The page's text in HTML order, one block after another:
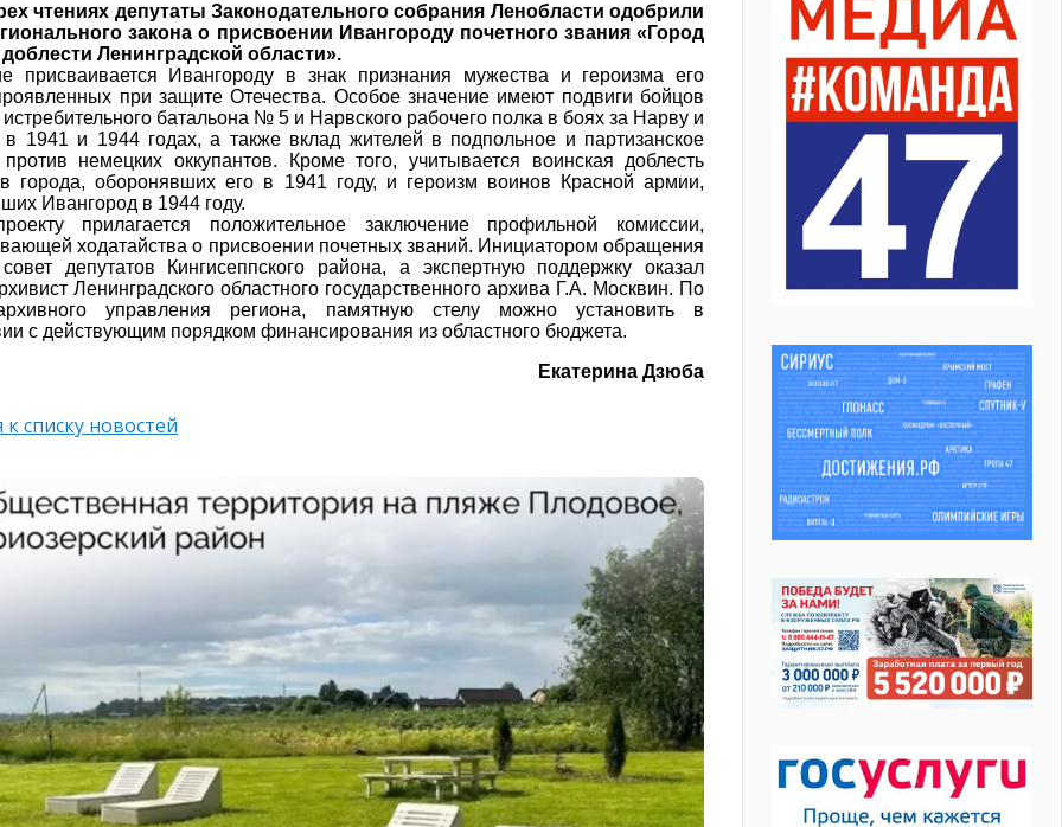
чтениях депутаты Законодательного собрания Ленобласти одобрили
закона о присвоении Ивангороду почетного звания «Город
Ленинградской области».
присваивается Ивангороду в знак признания мужества и героизма его
при защите Отечества. Особое значение имеют подвиги бойцов
батальона № 5 и Нарвского рабочего полка в боях за Нарву и
в 1941 и 1944 годах, а также вклад жителей в подпольное и партизанское
немецких оккупантов. Кроме того, учитывается воинская доблесть
города, оборонявших его в 1941 году, и героизм воинов Красной армии,
Ивангород в 1944 году.
прилагается положительное заключение профильной комиссии,
ходатайства о присвоении почетных званий. Инициатором обращения
депутатов Кингисеппского района, а экспертную поддержку оказал
Ленинградского областного государственного архива Г.А. Москвин. По
управления региона, памятную стелу можно установить в
с действующим порядком финансирования из областного бюджета.
Екатерина Дзюба
к списку новостей